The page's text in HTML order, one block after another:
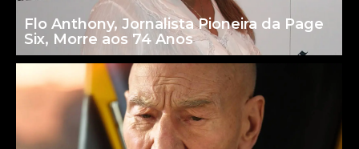
Flo Anthony, Jornalista Pioneira da Page
Six, Morre aos 74 Anos